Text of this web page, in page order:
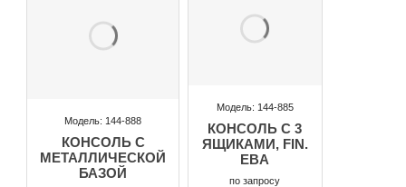
Модель: 144-888
КОНСОЛЬ С
МЕТАЛЛИЧЕСКОЙ
БАЗОЙ
Модель: 144-885
КОНСОЛЬ С 3
ЯЩИКАМИ, FIN.
EBA
по запросу